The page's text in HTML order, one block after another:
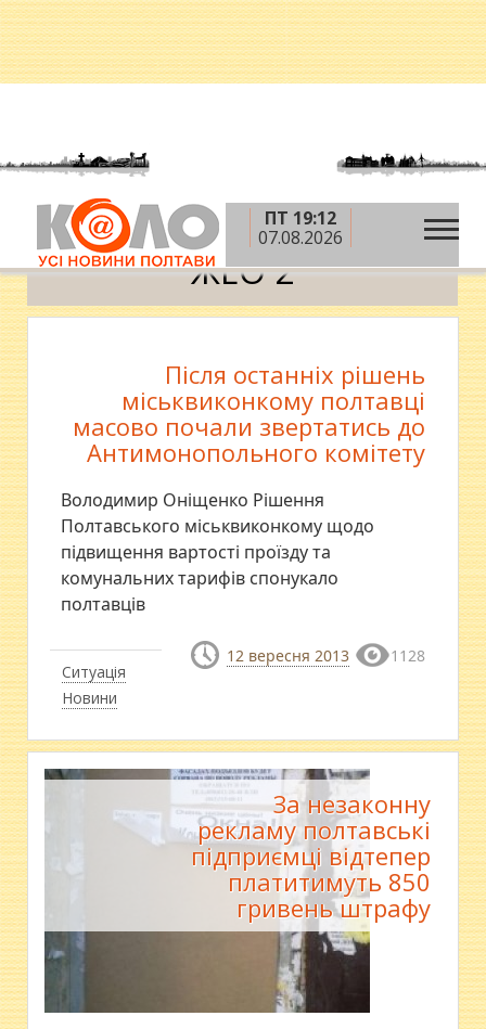
ПТ 19:12
07.08.2026
Головна » ЖЕО 2
ЖЕО 2
Ситуація
Новини
Після останніх рішень
міськвиконкому полтавці
масово почали звертатись до
Антимонопольного комітету
Володимир Оніщенко Рішення
Полтавського міськвиконкому щодо
підвищення вартості проїзду та
комунальних тарифів спонукало
полтавців
12 вересня 2013 1128
За незаконну
рекламу полтавські
підприємці відтепер
платитимуть 850
гривень штрафу